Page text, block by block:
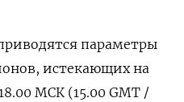
параметры
истекающих ‌на
МСК (15.00 GMT /